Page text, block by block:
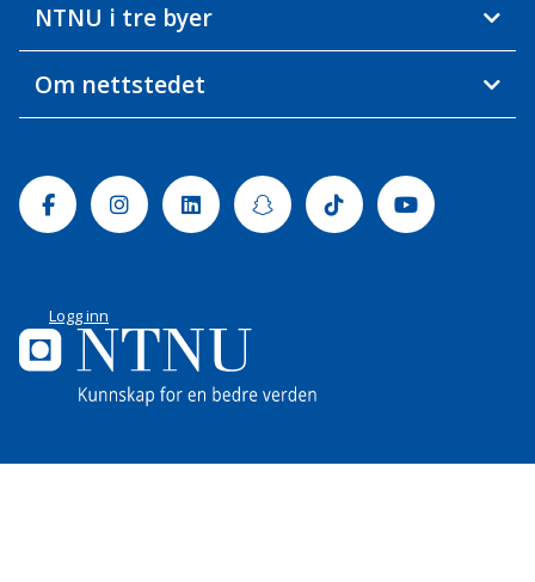
NTNU i tre byer
Om nettstedet
FacebookInstagramLinkedinSnapchatTiktok Youtube
Logg inn